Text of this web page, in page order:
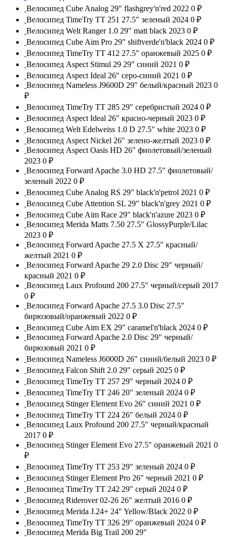
Велосипед Cube Analog 29" flashgrey'n'red 2022 0 ₽
Велосипед TimeTry TT 251 27.5" зеленый 2024 0 ₽
Велосипед Welt Ranger 1.0 29" matt black 2023 0 ₽
Велосипед Cube Aim Pro 29" shiftverde'n'black 2024 0 ₽
Велосипед TimeTry TT 412 27.5" оранжевый 2025 0 ₽
Велосипед Aspect Stimul 29 29" синий 2021 0 ₽
Велосипед Aspect Ideal 26" серо-синий 2021 0 ₽
Велосипед Nameless J9600D 29" белый/красный 2023 0
₽
Велосипед TimeTry TT 285 29" серебристый 2024 0 ₽
Велосипед Aspect Ideal 26" красно-черный 2023 0 ₽
Велосипед Welt Edelweiss 1.0 D 27.5" white 2023 0 ₽
Велосипед Aspect Nickel 26" зелено-желтый 2023 0 ₽
Велосипед Aspect Oasis HD 26" фиолетовый/зеленый
2023 0 ₽
Велосипед Forward Apache 3.0 HD 27.5" фиолетовый/
зеленый 2022 0 ₽
Велосипед Cube Analog RS 29" black'n'petrol 2021 0 ₽
Велосипед Cube Attention SL 29" black'n'grey 2021 0 ₽
Велосипед Cube Aim Race 29" black'n'azure 2023 0 ₽
Велосипед Merida Matts 7.50 27.5" GlossyPurple/Lilac
2023 0 ₽
Велосипед Forward Apache 27.5 X 27.5" красный/
желтый 2021 0 ₽
Велосипед Forward Apache 29 2.0 Disc 29" черный/
красный 2021 0 ₽
Велосипед Laux Profound 200 27.5" черный/серый 2017
0 ₽
Велосипед Forward Apache 27.5 3.0 Disс 27.5"
бирюзовый/оранжевый 2022 0 ₽
Велосипед Cube Aim EX 29" caramel'n'black 2024 0 ₽
Велосипед Forward Apache 2.0 Disc 29" черный/
бирюзовый 2021 0 ₽
Велосипед Nameless J6000D 26" синий/белый 2023 0 ₽
Велосипед Falcon Shift 2.0 29" серый 2025 0 ₽
Велосипед TimeTry TT 257 29" черный 2024 0 ₽
Велосипед TimeTry TT 246 20" зеленый 2024 0 ₽
Велосипед Stinger Element Evo 26" синий 2021 0 ₽
Велосипед TimeTry TT 224 26" белый 2024 0 ₽
Велосипед Laux Profound 200 27.5" черный/красный
2017 0 ₽
Велосипед Stinger Element Evo 27.5" оранжевый 2021 0
₽
Велосипед TimeTry TT 253 29" зеленый 2024 0 ₽
Велосипед Stinger Element Pro 26" черный 2021 0 ₽
Велосипед TimeTry TT 242 29" серый 2024 0 ₽
Велосипед Riderover 02-26 26" желтый 2016 0 ₽
Велосипед Merida J.24+ 24" Yellow/Black 2022 0 ₽
Велосипед TimeTry TT 326 29" оранжевый 2024 0 ₽
Велосипед Merida Big Trail 200 29"